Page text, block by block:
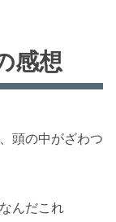
感想
頭の中がざわつ
んだこれ